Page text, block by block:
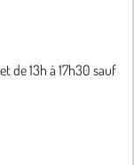
de 13h à 17h30 sauf